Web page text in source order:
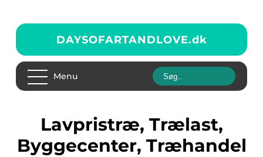
DAYSOFARTANDLOVE.dk
Menu
Lavpristræ, Trælast,
Byggecenter, Træhandel